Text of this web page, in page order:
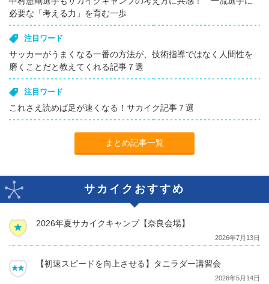
必要な「考える力」を育む一歩
注目ワード
サッカーがうまくなる一番の方法が、技術指導ではなく人間性を
磨くことだと教えてくれる記事７選
注目ワード
これさえ読めば足が速くなる！サカイク記事７選
まとめ記事一覧
サカイクおすすめ
2026年夏サカイクキャンプ【奈良会場】
2026年7月13日
【初速スピードを向上させる】タニラダー講習会
2026年5月14日